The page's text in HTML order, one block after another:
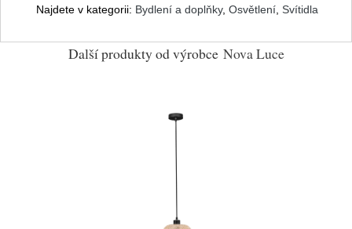
Najdete v kategorii: Bydlení a doplňky, Osvětlení, Svítidla
Další produkty od výrobce Nova Luce